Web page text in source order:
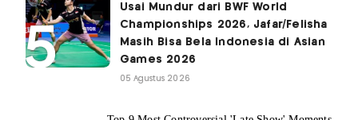
Usai Mundur dari BWF World
Championships 2026, Jafar/Felisha
Masih Bisa Bela Indonesia di Asian
Games 2026
05 Agustus 2026